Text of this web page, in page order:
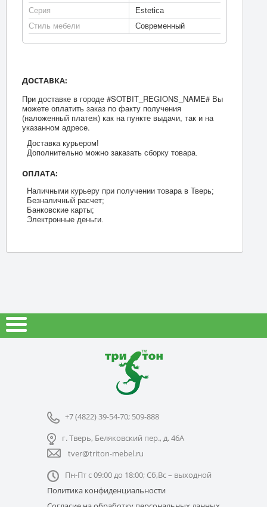
Серия
Estetica
Стиль мебели
Современный
ДОСТАВКА:
При доставке в городе #SOTBIT_REGIONS_NAME# Вы
можете оплатить заказ по факту получения
(наложенный платеж) как на пункте выдачи, так и на
указанном адресе.
Доставка курьером!
Дополнительно можно заказать сборку товара.
ОПЛАТА:
Наличными курьеру при получении товара в Тверь;
Безналичный расчет;
Банковские карты;
Электронные деньги.
+7 (4822) 39-54-70; 509-888
г. Тверь, Беляковский пер., д. 46А
tver@triton-mebel.ru
Пн-Пт с 09:00 до 18:00; Сб,Вс – выходной
Политика конфиденциальности